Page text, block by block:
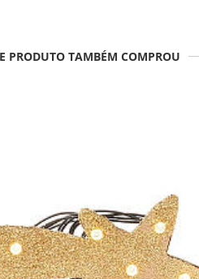
PRODUTO TAMBÉM COMPROU